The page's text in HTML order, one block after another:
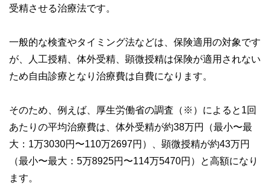
受精させる治療法です。
一般的な検査やタイミング法などは、保険適用の対象です
が、人工授精、体外受精、顕微授精は保険が適用されない
ため自由診療となり治療費は自費になります。
そのため、例えば、厚生労働省の調査（※）によると1回
あたりの平均治療費は、体外受精が約38万円（最小〜最
大：1万3030円〜110万2697円）、顕微授精が約43万円
（最小〜最大：5万8925円〜114万5470円）と高額になり
ます。